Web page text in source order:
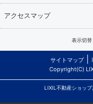
アクセスマップ
表示切替
サイトマップ
Copyright(C)
LIXIL不動産ショップ